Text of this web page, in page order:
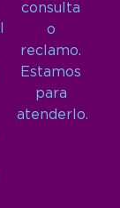
consulta
o
reclamo.
Estamos
para
atenderlo.